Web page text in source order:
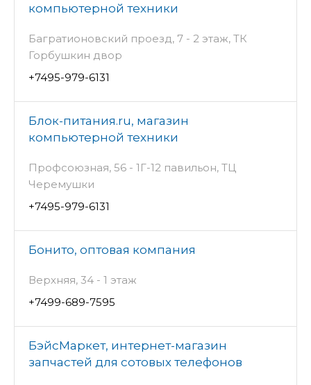
компьютерной техники
Багратионовский проезд, 7 - 2 этаж, ТК
Горбушкин двор
+7495-979-6131
Блок-питания.ru, магазин
компьютерной техники
Профсоюзная, 56 - 1Г-12 павильон, ТЦ
Черемушки
+7495-979-6131
Бонито, оптовая компания
Верхняя, 34 - 1 этаж
+7499-689-7595
БэйсМаркет, интернет-магазин
запчастей для сотовых телефонов